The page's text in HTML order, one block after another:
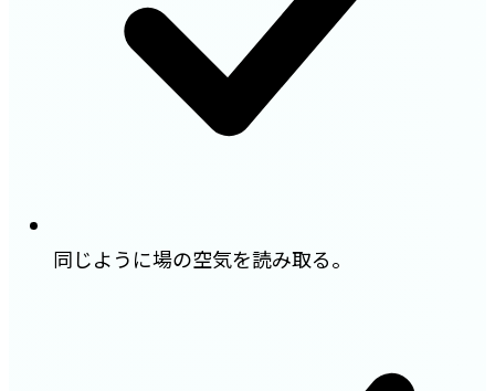
同じように場の空気を読み取る。